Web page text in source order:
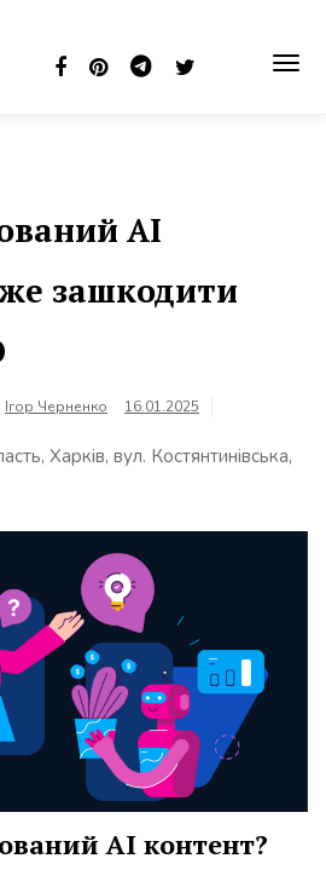
AI
зашкодити
Ігор Черненко
16.01.2025
Харків, вул. Костянтинівська,
AI контент?